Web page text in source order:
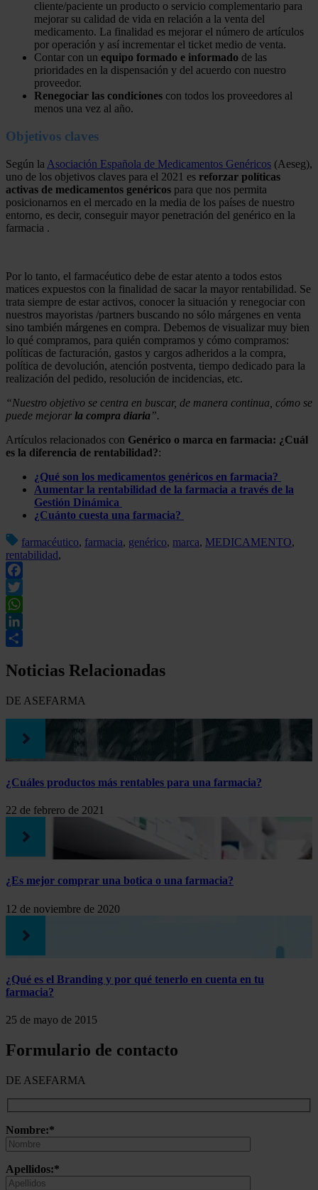
cliente/paciente un producto o servicio complementario para
mejorar su calidad de vida en relación a la venta del
medicamento. La finalidad es mejorar el número de artículos
por operación y así incrementar el ticket medio de venta.
Contar con un equipo formado e informado de las
prioridades en la dispensación y del acuerdo con nuestro
proveedor.
Renegociar las condiciones con todos los proveedores al
menos una vez al año.
Objetivos claves
Según la Asociación Española de Medicamentos Genéricos (Aeseg),
uno de los objetivos claves para el 2021 es reforzar políticas
activas de medicamentos genéricos para que nos permita
posicionarnos en el mercado en la media de los países de nuestro
entorno, es decir, conseguir mayor penetración del genérico en la
farmacia .
Por lo tanto, el farmacéutico debe de estar atento a todos estos
matices expuestos con la finalidad de sacar la mayor rentabilidad. Se
trata siempre de estar activos, conocer la situación y renegociar con
nuestros mayoristas /partners buscando no sólo márgenes en venta
sino también márgenes en compra. Debemos de visualizar muy bien
lo qué compramos, para quién compramos y cómo compramos:
políticas de facturación, gastos y cargos adheridos a la compra,
política de devolución, atención postventa, tiempo dedicado para la
realización del pedido, resolución de incidencias, etc.
“Nuestro objetivo se centra en buscar, de manera continua, cómo se
puede mejorar la compra diaria”.
Artículos relacionados con Genérico o marca en farmacia: ¿Cuál
es la diferencia de rentabilidad?:
¿Qué son los medicamentos genéricos en farmacia?
Aumentar la rentabilidad de la farmacia a través de la
Gestión Dinámica
¿Cuánto cuesta una farmacia?
farmacéutico, farmacia, genérico, marca, MEDICAMENTO,
rentabilidad,
Facebook
Twitter
WhatsApp
LinkedIn
Noticias Relacionadas
DE ASEFARMA
¿Cuáles productos más rentables para una farmacia?
22 de febrero de 2021
¿Es mejor comprar una botica o una farmacia?
12 de noviembre de 2020
¿Qué es el Branding y por qué tenerlo en cuenta en tu
farmacia?
25 de mayo de 2015
Formulario de contacto
DE ASEFARMA
Nombre:*
Apellidos:*